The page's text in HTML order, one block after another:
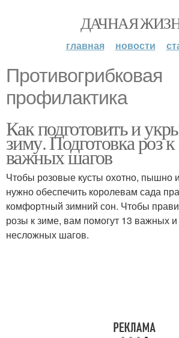
ДАЧНАЯ
главная новости
Противогрибковая
профилактика
Как подготовить и
зиму. Подготовка роз
важных шагов
Чтобы розовые кусты охотно, пышно
нужно обеспечить королевам сада
комфортный зимний сон. Чтобы
розы к зиме, вам помогут 13 важных
несложных шагов.